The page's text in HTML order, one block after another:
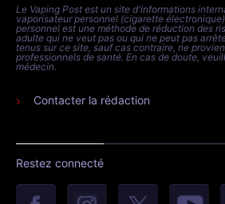
Le Vaping Post est un site d'informations
vaporisateur personnel (cigarette
personnel est une méthode de réduction des
adulte qui ne veut pas ou qui ne peut pas
tenus sur ce site, sauf cas contraire, ne
professionnels de santé. En cas de doute,
médecin.
Contacter la rédaction
Restez connecté